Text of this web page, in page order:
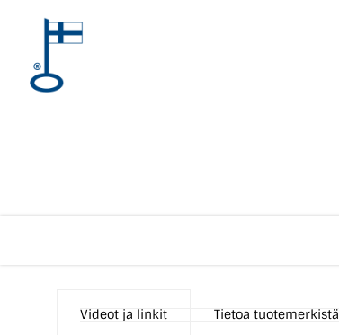
Videot ja linkit Tietoa tuotemerkistä